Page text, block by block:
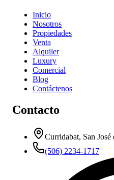
Inicio
Nosotros
Propiedades
Venta
Alquiler
Luxury
Comercial
Blog
Contáctenos
Contacto
Curridabat, San José
(506) 2234-1717